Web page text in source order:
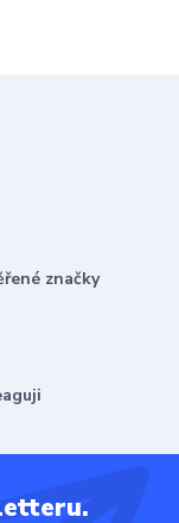
značky